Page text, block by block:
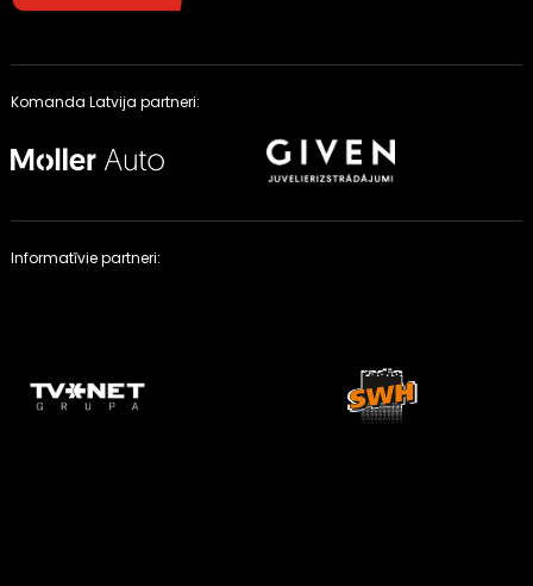
Komanda Latvija partneri:
Informatīvie partneri: